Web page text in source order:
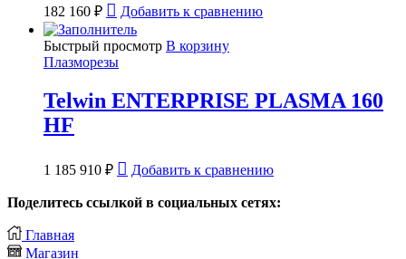
182 160 ₽ Добавить к сравнению
Быстрый просмотр В корзину
Плазморезы
Telwin ENTERPRISE PLASMA 160
HF
1 185 910 ₽ Добавить к сравнению
Поделитесь ссылкой в социальных сетях:
Главная
Магазин